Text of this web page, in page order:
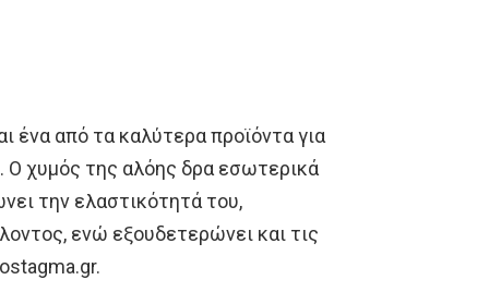
ένα από τα καλύτερα προϊόντα για
χυμός της αλόης δρα εσωτερικά
την ελαστικότητά του,
ενώ εξουδετερώνει και τις